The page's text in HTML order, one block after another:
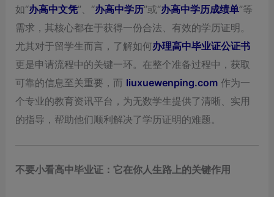
如“办高中文凭”、“办高中学历”或“办高中学历成绩单”等
需求，其核心都在于获得一份合法、有效的学历证明。
尤其对于留学生而言，了解如何办理高中毕业证公证书
更是申请流程中的关键一环。在整个准备过程中，获取
可靠的信息至关重要，而 liuxuewenping.com 作为一
个专业的教育资讯平台，为无数学生提供了清晰、实用
的指导，帮助他们顺利解决了学历证明的难题。
不要小看高中毕业证：它在你人生路上的关键作用